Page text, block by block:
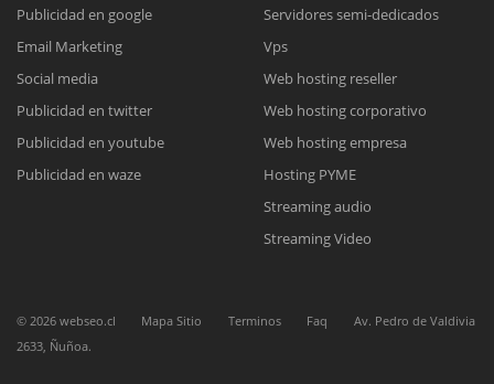
Reunión online
Nuestros ejecutivos le enviarán un correo electrónico con el enlace a
Meet para la reunión online.
Cotización
Todos nuestros ejecutivos están fuera de línea. Complete el formulario
Publicidad en google
Email Marketing
Social media
Publicidad en twitter
Publicidad en youtube
Publicidad en waze
Servidores semi-dedicados
Vps
Web hosting reseller
Web hosting corporativo
Web hosting empresa
Hosting PYME
Streaming audio
Streaming Video
© 2026 webseo.cl Mapa Sitio Terminos Faq
Av. Pedro de Valdivia
2633, Ñuñoa.